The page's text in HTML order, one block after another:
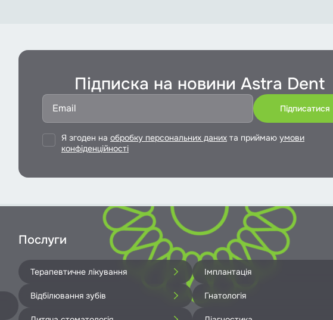
Підписка на новини Astra Dent
Я згоден на обробку персональних даних та приймаю умови
конфіденційності
Послуги
Терапевтичне лікування Імплантація
Відбілювання зубів Гнатологія